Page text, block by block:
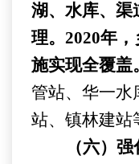
湖、水库、渠
理。 2020年，
施实现全覆盖。
管站、华一水
站、镇林建站
（六）